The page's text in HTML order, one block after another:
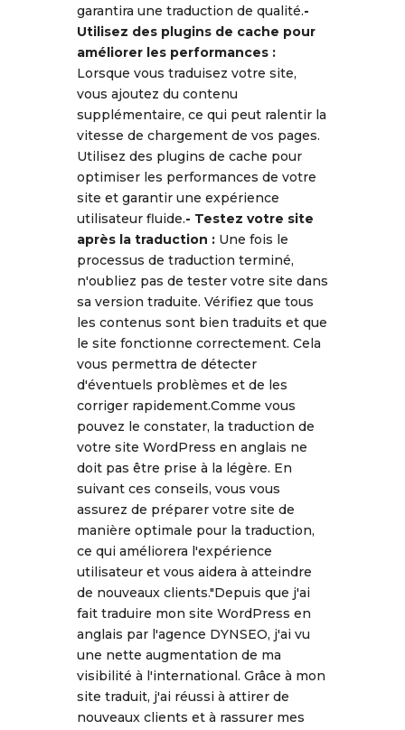
garantira une traduction de qualité.-
Utilisez des plugins de cache pour
améliorer les performances :
Lorsque vous traduisez votre site,
vous ajoutez du contenu
supplémentaire, ce qui peut ralentir la
vitesse de chargement de vos pages.
Utilisez des plugins de cache pour
optimiser les performances de votre
site et garantir une expérience
utilisateur fluide.- Testez votre site
après la traduction : Une fois le
processus de traduction terminé,
n'oubliez pas de tester votre site dans
sa version traduite. Vérifiez que tous
les contenus sont bien traduits et que
le site fonctionne correctement. Cela
vous permettra de détecter
d'éventuels problèmes et de les
corriger rapidement.Comme vous
pouvez le constater, la traduction de
votre site WordPress en anglais ne
doit pas être prise à la légère. En
suivant ces conseils, vous vous
assurez de préparer votre site de
manière optimale pour la traduction,
ce qui améliorera l'expérience
utilisateur et vous aidera à atteindre
de nouveaux clients."Depuis que j'ai
fait traduire mon site WordPress en
anglais par l'agence DYNSEO, j'ai vu
une nette augmentation de ma
visibilité à l'international. Grâce à mon
site traduit, j'ai réussi à attirer de
nouveaux clients et à rassurer mes